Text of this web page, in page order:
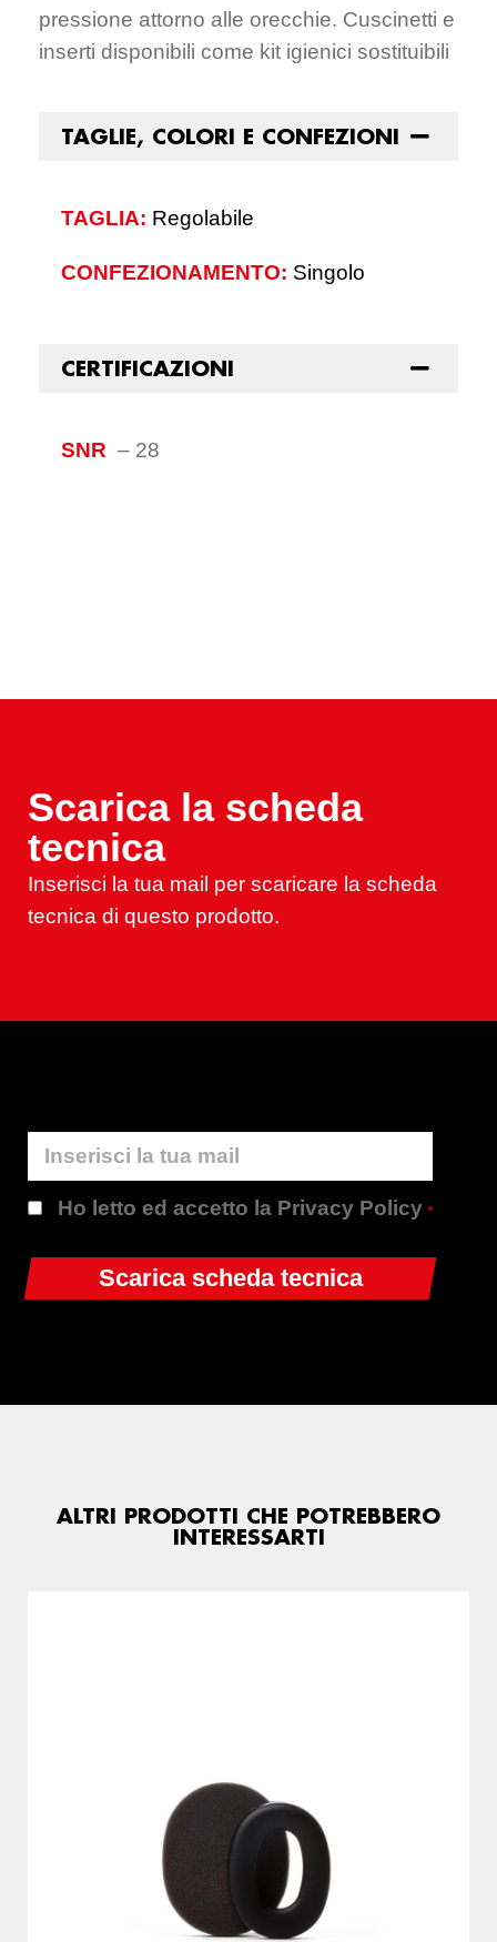
pressione attorno alle orecchie. Cuscinetti e
inserti disponibili come kit igienici sostituibili
TAGLIE, COLORI E CONFEZIONI
TAGLIA: Regolabile
CONFEZIONAMENTO: Singolo
CERTIFICAZIONI
SNR – 28
Scarica la scheda
tecnica
Inserisci la tua mail per scaricare la scheda
tecnica di questo prodotto.
Ho letto ed accetto la Privacy Policy*
ALTRI PRODOTTI CHE POTREBBERO
INTERESSARTI